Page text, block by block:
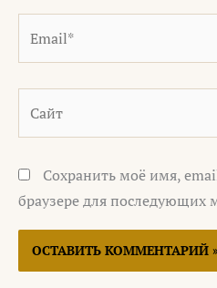
Сохранить моё имя,
браузере для последующих